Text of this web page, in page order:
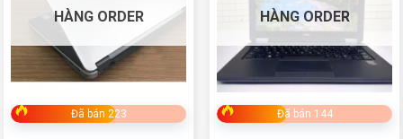
Danh mục sản phẩm
Chưa phân loại
HÀNG ORDER
Đã bán 223
HÀNG ORDER
Đã bán 144